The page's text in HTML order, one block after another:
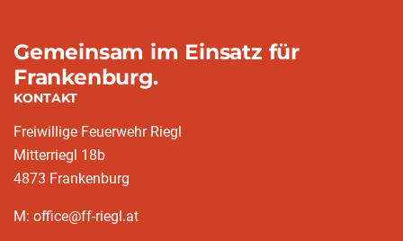
Gemeinsam im Einsatz für
Frankenburg.
KONTAKT
Freiwillige Feuerwehr Riegl
Mitterriegl 18b
4873 Frankenburg
M: office@ff-riegl.at